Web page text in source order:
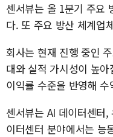
센서뷰는 올 1분기 주요
다. 또 주요 방산 체계업
회사는 현재 진행 중인
대와 실적 가시성이 높
이익률 수준을 반영해
센서뷰는 AI 데이터센터
이터센터 분야에서는 능